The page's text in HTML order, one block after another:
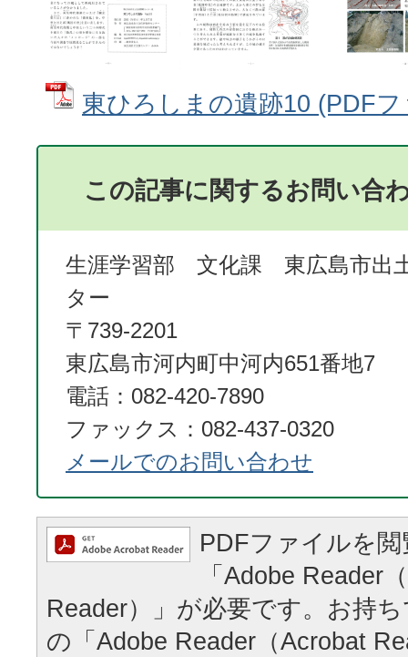
東ひろしまの遺跡10 (PDF
この記事に関するお問い合
生涯学習部 文化課 東広島市出
ター
〒739-2201
東広島市河内町中河内651番地7
電話：082-420-7890
ファックス：082-437-0320
メールでのお問い合わせ
PDFファイルを
「Adobe Reader
Reader）」が必要です。お持
の「Adobe Reader（Acrobat